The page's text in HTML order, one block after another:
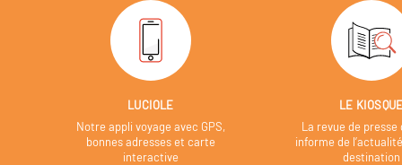
LUCIOLE
Notre appli voyage avec GPS,
bonnes adresses et carte
interactive
LE
La revue de presse
informe de
destination